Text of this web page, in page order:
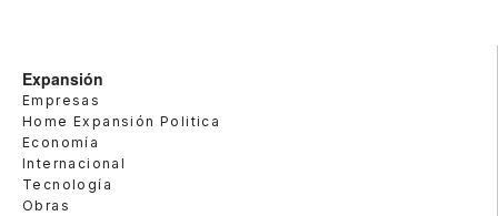
Expansión
Empresas
Home Expansión Politica
Economía
Internacional
Tecnología
Obras